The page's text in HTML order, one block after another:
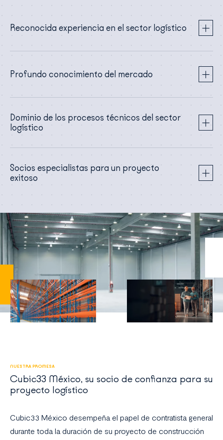
Reconocida experiencia en el sector logístico
Profundo conocimiento del mercado
Dominio de los procesos técnicos del sector
logístico
Socios especialistas para un proyecto
exitoso
NUESTRA PROMESA
Cubic33 México, su socio de confianza para su
proyecto logístico
Cubic33 México desempeña el papel de contratista general
durante toda la duración de su proyecto de construcción